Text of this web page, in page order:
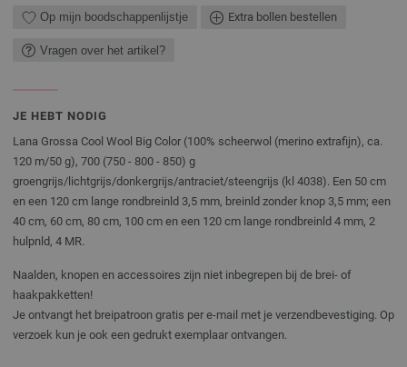
Op mijn boodschappenlijstje Extra bollen bestellen
Vragen over het artikel?
JE HEBT NODIG
Lana Grossa Cool Wool Big Color (100% scheerwol (merino extrafijn), ca.
120 m/50 g), 700 (750 - 800 - 850) g
groengrijs/lichtgrijs/donkergrijs/antraciet/steengrijs (kl 4038). Een 50 cm
en een 120 cm lange rondbreinld 3,5 mm, breinld zonder knop 3,5 mm; een
40 cm, 60 cm, 80 cm, 100 cm en een 120 cm lange rondbreinld 4 mm, 2
hulpnld, 4 MR.
Naalden, knopen en accessoires zijn niet inbegrepen bij de brei- of
haakpakketten!
Je ontvangt het breipatroon gratis per e-mail met je verzendbevestiging. Op
verzoek kun je ook een gedrukt exemplaar ontvangen.